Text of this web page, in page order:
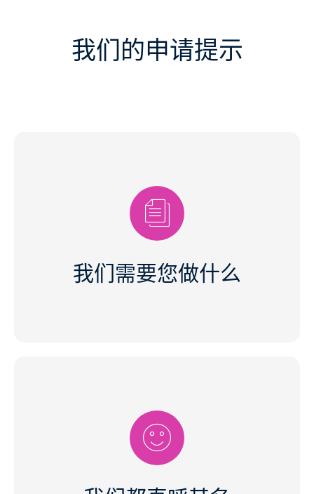
我们的申请提示
我们需要您做什么
最好在申请时直接将所有重要文件发送给我们。这主要
包括您的简历和证书。求职信可以解释您的动机或简历
从实习生到管理层，我们与整个团队都保持着良好的关
系！我们在申请过程中就开始这样做了。因此，我们欢
轻松--对您和我们都是如此！